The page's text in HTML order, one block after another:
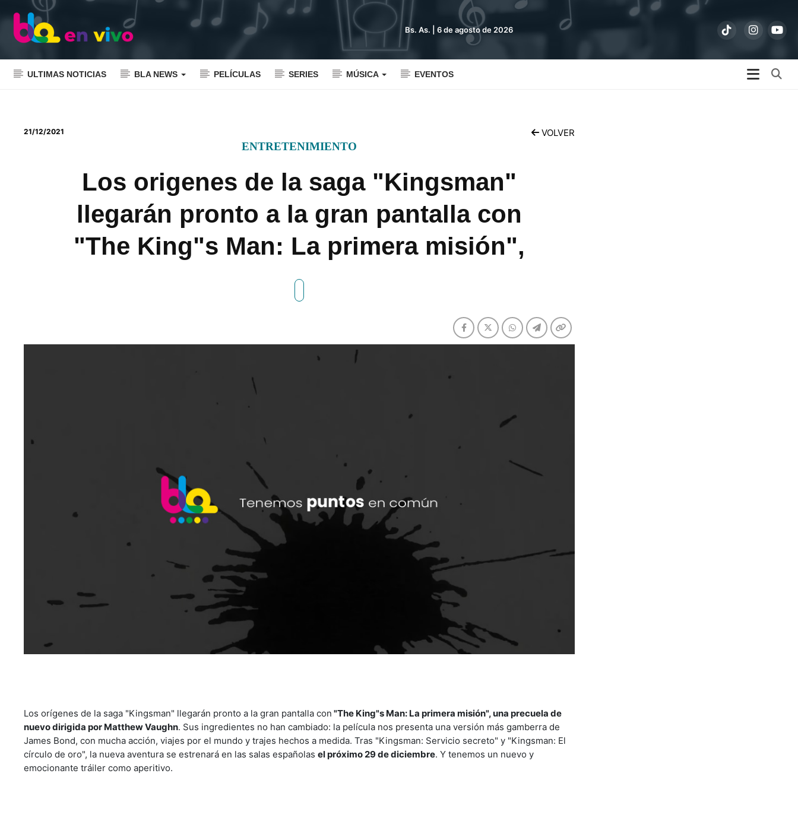
Bs. As. | 6 de agosto de 2026
ULTIMAS NOTICIAS BLA NEWS PELÍCULAS SERIES MÚSICA EVENTOS
21/12/2021 VOLVER
ENTRETENIMIENTO
Los origenes de la saga "Kingsman"
llegarán pronto a la gran pantalla con
"The King"s Man: La primera misión",
Los orígenes de la saga "Kingsman" llegarán pronto a la gran pantalla con "The King"s Man: La primera misión", una precuela de
nuevo dirigida por Matthew Vaughn. Sus ingredientes no han cambiado: la película nos presenta una versión más gamberra de
James Bond, con mucha acción, viajes por el mundo y trajes hechos a medida. Tras "Kingsman: Servicio secreto" y "Kingsman: El
círculo de oro", la nueva aventura se estrenará en las salas españolas el próximo 29 de diciembre. Y tenemos un nuevo y
emocionante tráiler como aperitivo.